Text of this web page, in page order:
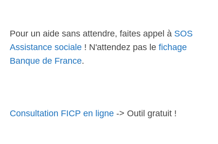
Pour un aide sans attendre, faites appel à SOS
Assistance sociale ! N'attendez pas le fichage
Banque de France.
Consultation FICP en ligne -> Outil gratuit !